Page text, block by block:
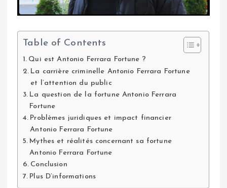
Table of Contents
Qui est Antonio Ferrara Fortune ?
La carrière criminelle Antonio Ferrara Fortune
et l’attention du public
La question de la fortune Antonio Ferrara
Fortune
Problèmes juridiques et impact financier
Antonio Ferrara Fortune
Mythes et réalités concernant sa fortune
Antonio Ferrara Fortune
Conclusion
Plus D’informations